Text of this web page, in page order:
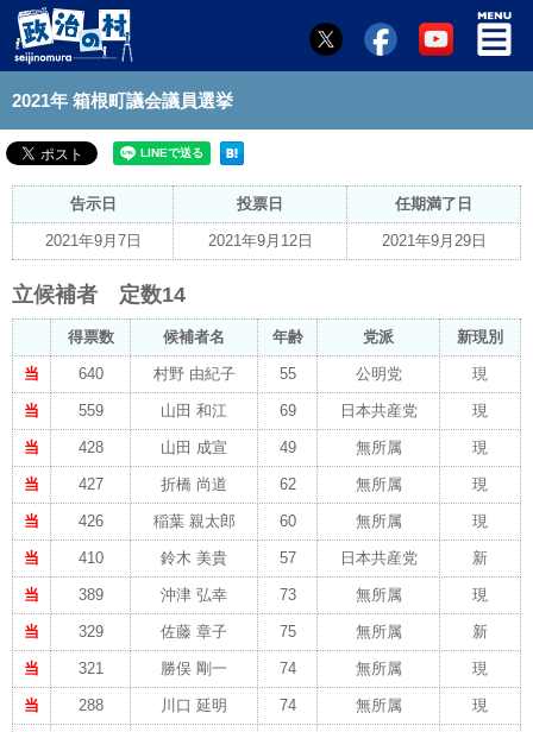
2021年 箱根町議会議員選挙
告示日 投票日 任期満了日
2021年9月7日 2021年9月12日 2021年9月29日
立候補者 定数14
得票数 候補者名 年齢 党派 新現別
当 640 村野 由紀子 55 公明党 現
当 559 山田 和江 69 日本共産党 現
当 428 山田 成宣 49 無所属 現
当 427 折橋 尚道 62 無所属 現
当 426 稲葉 親太郎 60 無所属 現
当 410 鈴木 美貴 57 日本共産党 新
当 389 沖津 弘幸 73 無所属 現
当 329 佐藤 章子 75 無所属 新
当 321 勝俣 剛一 74 無所属 現
当 288 川口 延明 74 無所属 現